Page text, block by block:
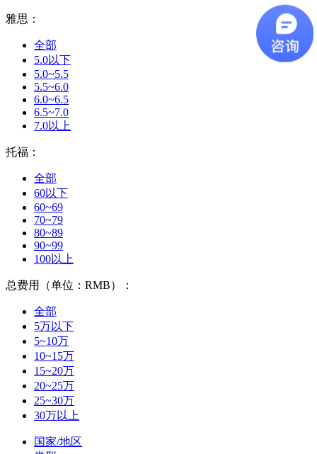
雅思：
全部
5.0以下
5.0~5.5
5.5~6.0
6.0~6.5
6.5~7.0
7.0以上
托福：
全部
60以下
60~69
70~79
80~89
90~99
100以上
总费用（单位：RMB）：
全部
5万以下
5~10万
10~15万
15~20万
20~25万
25~30万
30万以上
国家/地区